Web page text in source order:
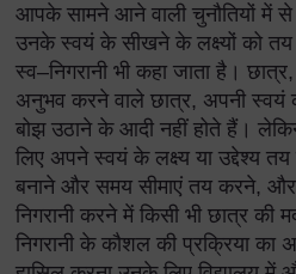
आपके सामने आने वाली चुनौतियों में से
उनके स्वयं के सीखने के लक्ष्यों को
स्व–निगरानी भी कहा जाता है।
अनुभव करने वाले छात्र, अपनी स्वयं
बोझ उठाने के आदी नहीं होते हैं।
लिए अपने स्वयं के लक्ष्य या उद्देश्य
बनाने और समय सीमाएं तय करने, और
निगरानी करने में किसी भी छात्र
निगरानी के कौशल की प्रक्रिया का